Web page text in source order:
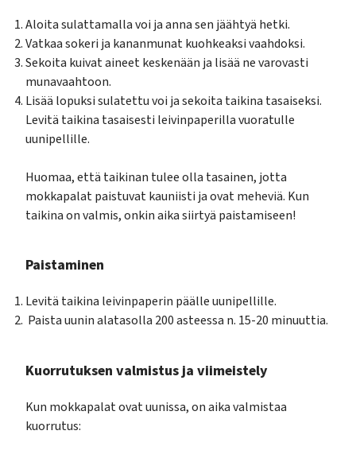
Aloita sulattamalla voi ja anna sen jäähtyä hetki.
Vatkaa sokeri ja kananmunat kuohkeaksi vaahdoksi.
Sekoita kuivat aineet keskenään ja lisää ne varovasti
munavaahtoon.
Lisää lopuksi sulatettu voi ja sekoita taikina tasaiseksi.
Levitä taikina tasaisesti leivinpaperilla vuoratulle
uunipellille.
Huomaa, että taikinan tulee olla tasainen, jotta
mokkapalat paistuvat kauniisti ja ovat meheviä. Kun
taikina on valmis, onkin aika siirtyä paistamiseen!
Paistaminen
Levitä taikina leivinpaperin päälle uunipellille.
Paista uunin alatasolla 200 asteessa n. 15-20 minuuttia.
Kuorrutuksen valmistus ja viimeistely
Kun mokkapalat ovat uunissa, on aika valmistaa
kuorrutus: